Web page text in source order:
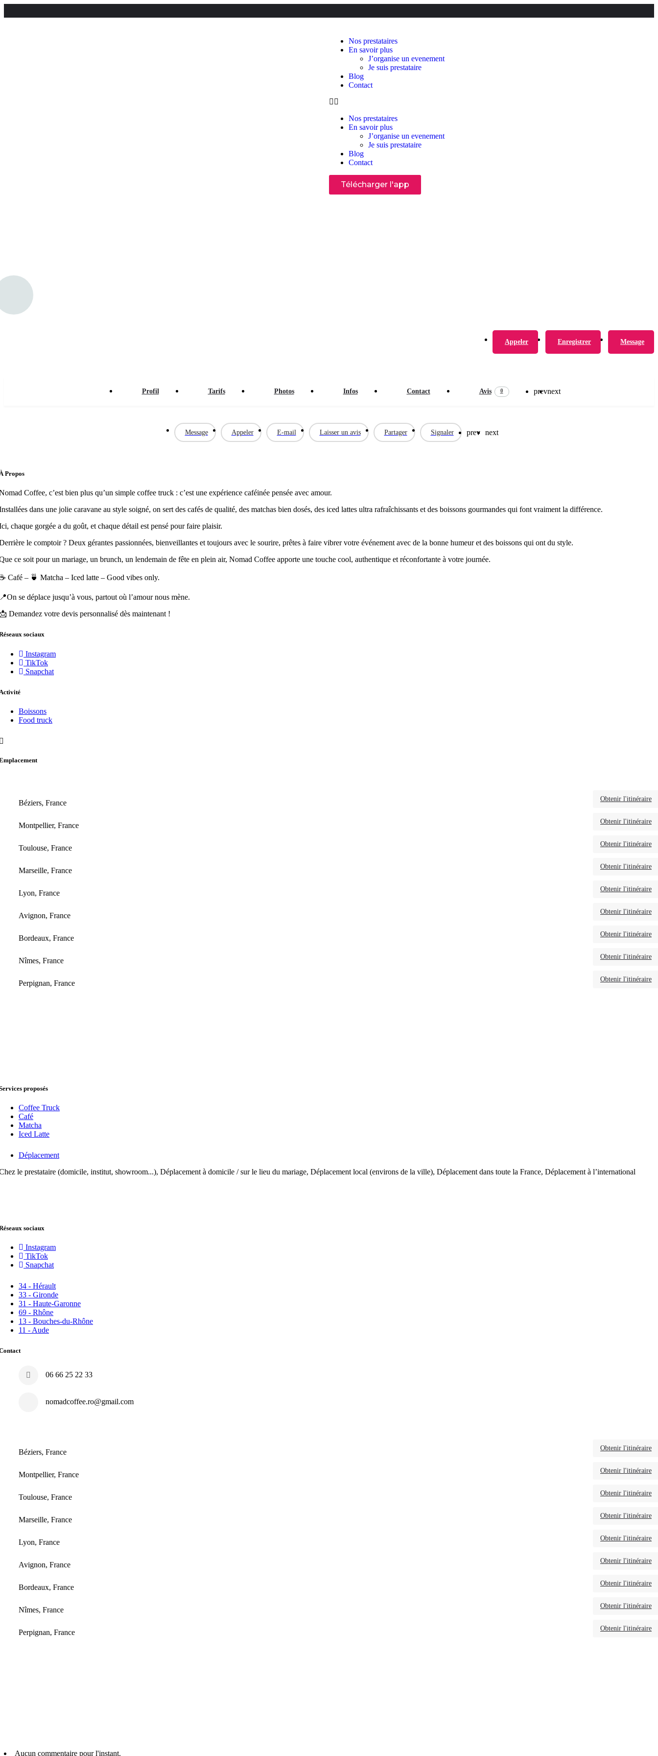
Nos prestataires
En savoir plus
J’organise un evenement
Je suis prestataire
Blog
Contact
Nos prestataires
En savoir plus
J’organise un evenement
Je suis prestataire
Blog
Contact
Télécharger l'app
Appeler Enregistrer Message
Profil Tarifs Photos Infos Contact Avis 0 prevnext
Message Appeler E-mail Laisser un avis Partager Signaler prev next
Propos
Coffee, c’est bien plus qu’un simple coffee truck : c’est une expérience caféinée pensée avec amour.
dans une jolie caravane au style soigné, on sert des cafés de qualité, des matchas bien dosés, des iced lattes ultra rafraîchissants et des boissons gourmandes qui font vraiment la différence.
chaque gorgée a du goût, et chaque détail est pensé pour faire plaisir.
le comptoir ? Deux gérantes passionnées, bienveillantes et toujours avec le sourire, prêtes à faire vibrer votre événement avec de la bonne humeur et des boissons qui ont du style.
ce soit pour un mariage, un brunch, un lendemain de fête en plein air, Nomad Coffee apporte une touche cool, authentique et réconfortante à votre journée.
Café – 🍵 Matcha – Iced latte – Good vibes only.
se déplace jusqu’à vous, partout où l’amour nous mène.
Demandez votre devis personnalisé dès maintenant !
sociaux
Instagram
TikTok
Snapchat
Boissons
Food truck
Béziers, France Obtenir l'itinéraire
Montpellier, France Obtenir l'itinéraire
Toulouse, France Obtenir l'itinéraire
Marseille, France Obtenir l'itinéraire
Lyon, France Obtenir l'itinéraire
Avignon, France Obtenir l'itinéraire
Bordeaux, France Obtenir l'itinéraire
Nîmes, France Obtenir l'itinéraire
Perpignan, France Obtenir l'itinéraire
proposés
Coffee Truck
Café
Matcha
Iced Latte
Déplacement
le prestataire (domicile, institut, showroom...), Déplacement à domicile / sur le lieu du mariage, Déplacement local (environs de la ville), Déplacement dans toute la France, Déplacement à l’international
sociaux
Instagram
TikTok
Snapchat
34 - Hérault
33 - Gironde
31 - Haute-Garonne
69 - Rhône
13 - Bouches-du-Rhône
11 - Aude
06 66 25 22 33
nomadcoffee.ro@gmail.com
Béziers, France Obtenir l'itinéraire
Montpellier, France Obtenir l'itinéraire
Toulouse, France Obtenir l'itinéraire
Marseille, France Obtenir l'itinéraire
Lyon, France Obtenir l'itinéraire
Avignon, France Obtenir l'itinéraire
Bordeaux, France Obtenir l'itinéraire
Nîmes, France Obtenir l'itinéraire
Perpignan, France Obtenir l'itinéraire
Aucun commentaire pour l'instant.